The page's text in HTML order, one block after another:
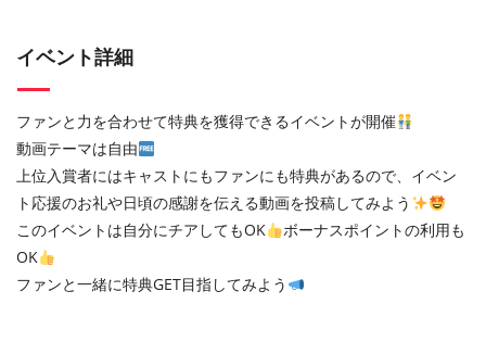
イベント詳細
ファンと力を合わせて特典を獲得できるイベントが開催
動画テーマは自由
上位入賞者にはキャストにもファンにも特典があるので、イベン
ト応援のお礼や日頃の感謝を伝える動画を投稿してみよう
このイベントは自分にチアしてもOK
ボーナスポイントの利用も
OK
ファンと一緒に特典GET目指してみよう